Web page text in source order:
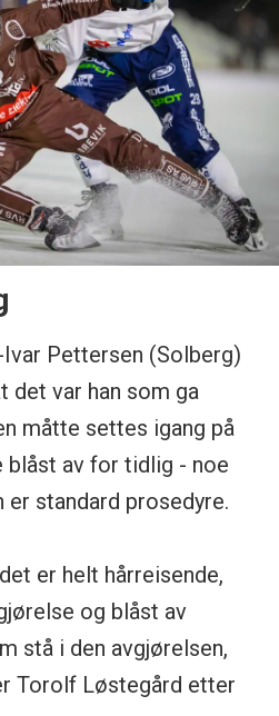
Pettersen (Solberg)
det var han som ga
måtte settes igang på
blåst av for tidlig - noe
standard prosedyre.
er helt hårreisende,
og blåst av
stå i den avgjørelsen,
Torolf Løstegård etter